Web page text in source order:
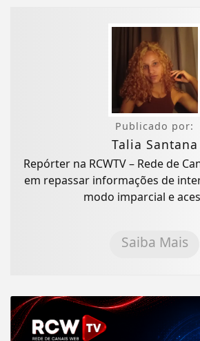
Publicado por:
Talia Santana
Repórter na RCWTV – Rede de
em repassar informações de
modo imparcial e
Saiba Mais